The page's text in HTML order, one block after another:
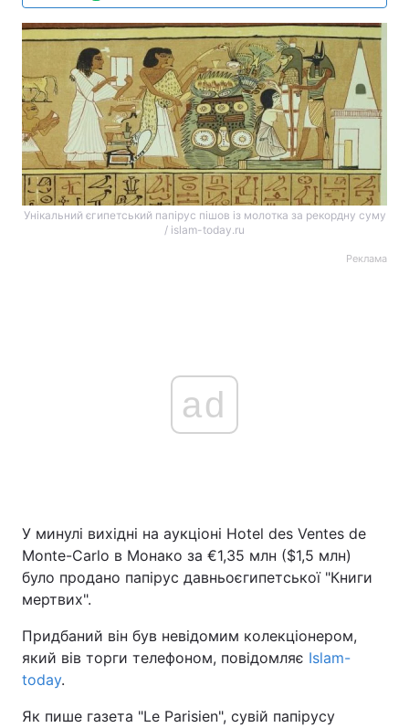
Унікальний єгипетський папірус пішов із молотка за рекордну суму
/ islam-today.ru
Реклама
ad
У минулі вихідні на аукціоні Hotel des Ventes de
Monte-Carlo в Монако за €1,35 млн ($1,5 млн)
було продано папірус давньоєгипетської "Книги
мертвих".
Придбаний він був невідомим колекціонером,
який вів торги телефоном, повідомляє Islam-
today.
Як пише газета "Le Parisien", сувій папірусу